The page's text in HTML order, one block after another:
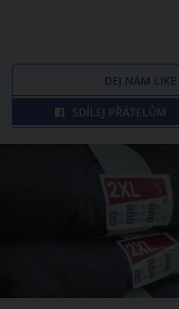
DEJ NÁM LIKE
SDÍLEJ PŘÁTELŮM